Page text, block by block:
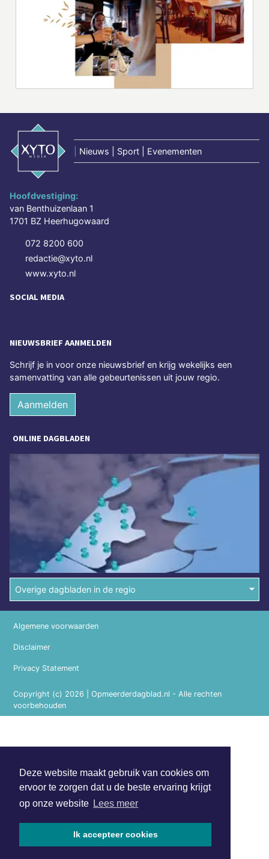
Deze website maakt gebruik van cookies om
ervoor te zorgen dat u de beste ervaring krijgt
op onze website Lees meer
Ik accepteer cookies
Nieuws | Sport | Evenementen
Hoofdvestiging:
van Benthuizenlaan 1
1701 BZ Heerhugowaard
072 8200 600
redactie@xyto.nl
www.xyto.nl
SOCIAL MEDIA
NIEUWSBRIEF AANMELDEN
Schrijf je in voor onze nieuwsbrief en krijg wekelijks een
samenvatting van alle gebeurtenissen uit jouw regio.
Aanmelden
ONLINE DAGBLADEN
Overige dagbladen in de regio
Copyright (c) 2026 | Opmeerderdagblad.nl - Alle rechten
voorbehouden
Algemene voorwaarden
Disclaimer
Privacy Statement